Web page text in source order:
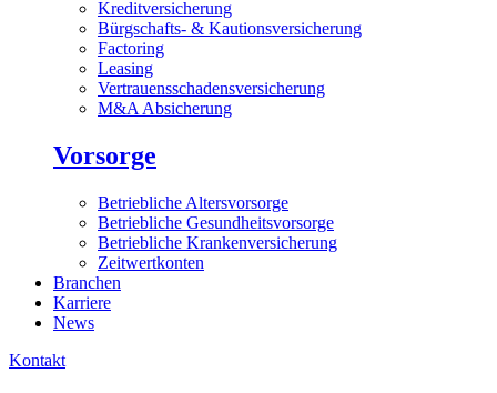
Kreditversicherung
Bürgschafts- & Kautionsversicherung
Factoring
Leasing
Vertrauensschadensversicherung
M&A Absicherung
Vorsorge
Betriebliche Altersvorsorge
Betriebliche Gesundheitsvorsorge
Betriebliche Krankenversicherung
Zeitwertkonten
Branchen
Karriere
News
Kontakt